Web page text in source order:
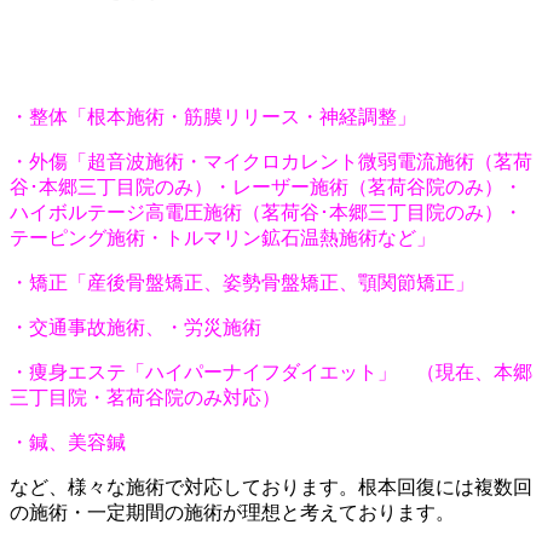
・整体「根本施術・筋膜リリース・神経調整」
・外傷「超音波施術・マイクロカレント微弱電流施術（茗荷
谷･本郷三丁目院のみ）・レーザー施術（茗荷谷院のみ）・
ハイボルテージ高電圧施術（茗荷谷･本郷三丁目院のみ）・
テーピング施術・トルマリン鉱石温熱施術など」
・矯正「産後骨盤矯正、姿勢骨盤矯正、顎関節矯正」
・交通事故施術、・労災施術
・痩身エステ「ハイパーナイフダイエット」 （現在、本郷
三丁目院・茗荷谷院のみ対応）
・鍼、美容鍼
など、様々な施術で対応しております。根本回復には複数回
の施術・一定期間の施術が理想と考えております。